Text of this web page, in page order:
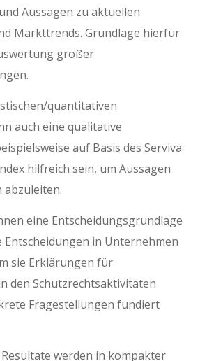
Aussagen zu aktuellen
Markttrends. Grundlage hierfür
großer
quantitativen
auch eine qualitative
auf Basis des Serviva
hilfreich sein, um Aussagen
abzuleiten.
eine Entscheidungsgrundlage
in Unternehmen
sie Erklärungen für
den Schutzrechtsaktivitäten
Fragestellungen fundiert
werden in kompakter